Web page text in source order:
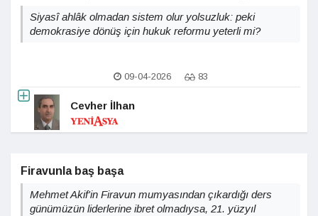
Siyasî ahlâk olmadan sistem olur yolsuzluk: peki
demokrasiye dönüş için hukuk reformu yeterli mi?
09-04-2026 83
Cevher İlhan
Firavunla baş başa
Mehmet Akif'in Firavun mumyasından çıkardığı ders
günümüzün liderlerine ibret olmadıysa, 21. yüzyıl